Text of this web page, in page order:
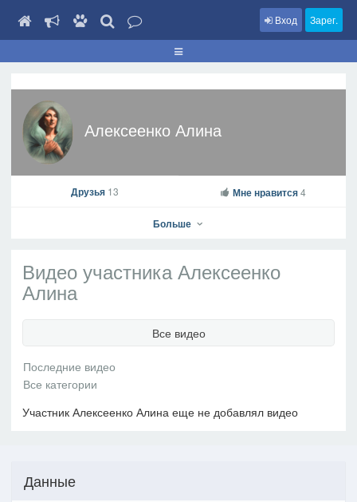
Вход Зарег.
Алексеенко Алина
Друзья 13 Мне нравится 4
Больше
Видео участника Алексеенко
Алина
Все видео
Участник Алексеенко Алина еще не добавлял видео
Данные